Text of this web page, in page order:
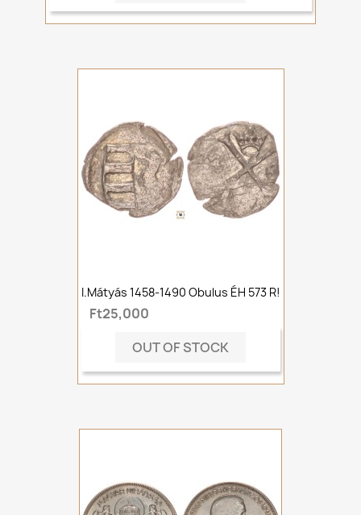
I.Mátyás 1458-1490 Obulus ÉH 573 R!
Ft25,000
OUT OF STOCK